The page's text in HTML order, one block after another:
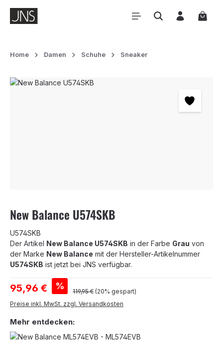
Zum Hauptinhalt springen
Home Damen Schuhe Sneaker
Bildergalerie überspringen
New Balance U574SKB
U574SKB
Der Artikel New Balance U574SKB in der Farbe Grau von
der Marke New Balance mit der Hersteller-Artikelnummer
U574SKB ist jetzt bei JNS verfügbar.
Verkaufspreis:
95,96 € % Regulärer Preis:
119,95 € (20% gespart)
Preise inkl. MwSt. zzgl. Versandkosten
Mehr entdecken: